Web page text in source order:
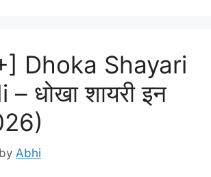
Dhoka Shayari
धोखा शायरी इन
by Abhi